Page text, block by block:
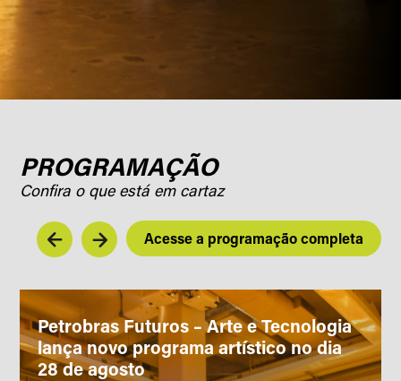
PROGRAMAÇÃO
Confira o que está em cartaz
Acesse a programação completa
Petrobras Futuros – Arte e Tecnologia
lança novo programa artístico no dia
28 de agosto